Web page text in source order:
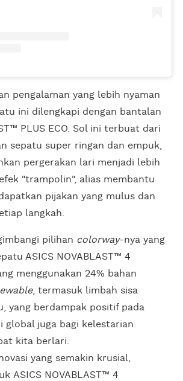
pengalaman yang lebih nyaman
ini dilengkapi dengan bantalan
PLUS ECO. Sol ini terbuat dari
sepatu super ringan dan empuk,
pergerakan lari menjadi lebih
"trampolin", alias membantu
pijakan yang mulus dan
langkah.
pilihan colorway-nya yang
ASICS NOVABLAST™ 4
menggunakan 24% bahan
, termasuk limbah sisa
yang berdampak positif pada
global juga bagi kelestarian
kita berlari.
yang semakin krusial,
ASICS NOVABLAST™ 4